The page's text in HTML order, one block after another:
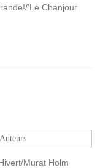
’Le Chanjour
Murat Holm